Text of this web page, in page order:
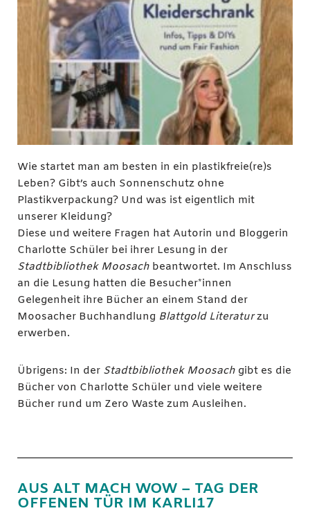
Wie startet man am besten in ein plastikfreie(re)s
Leben? Gibt’s auch Sonnenschutz ohne
Plastikverpackung? Und was ist eigentlich mit
unserer Kleidung?
Diese und weitere Fragen hat Autorin und Bloggerin
Charlotte Schüler bei ihrer Lesung in der
Stadtbibliothek Moosach beantwortet. Im Anschluss
an die Lesung hatten die Besucher*innen
Gelegenheit ihre Bücher an einem Stand der
Moosacher Buchhandlung Blattgold Literaturzu
erwerben.
Übrigens: In der Stadtbibliothek Moosach gibt es die
Bücher von Charlotte Schüler und viele weitere
Bücher rund um Zero Waste zum Ausleihen.
AUS ALT MACH WOW – TAG DER
OFFENEN TÜR IM KARLI17